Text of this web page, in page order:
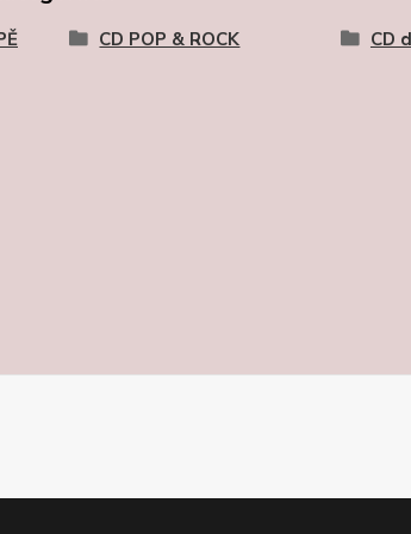
CD POP & ROCK CD